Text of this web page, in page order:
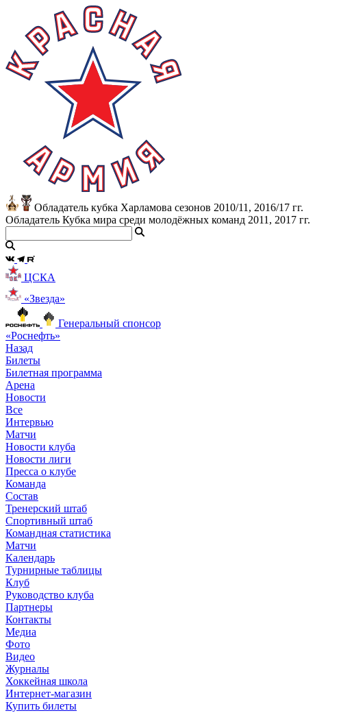
Обладатель кубка Харламова сезонов 2010/11, 2016/17 гг.
Обладатель Кубка мира среди молодёжных команд 2011, 2017 гг.
ЦСКА
«Звезда»
Генеральный спонсор
«Роснефть»
Назад
Билеты
Билетная программа
Арена
Новости
Все
Интервью
Матчи
Новости клуба
Новости лиги
Пресса о клубе
Команда
Состав
Тренерский штаб
Спортивный штаб
Командная статистика
Матчи
Календарь
Турнирные таблицы
Клуб
Руководство клуба
Партнеры
Контакты
Медиа
Фото
Видео
Журналы
Хоккейная школа
Интернет-магазин
Купить билеты